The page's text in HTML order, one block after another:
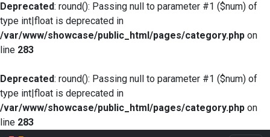
Deprecated: round(): Passing null to parameter #1 ($num) of
type int|float is deprecated in
/var/www/showcase/public_html/pages/category.php on
line 283
Deprecated: round(): Passing null to parameter #1 ($num) of
type int|float is deprecated in
/var/www/showcase/public_html/pages/category.php on
line 283